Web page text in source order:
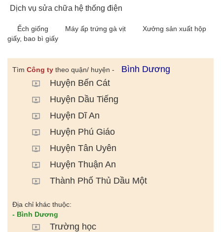
Dịch vụ sửa chữa hệ thống điện
Ếch giống Máy ấp trứng gà vịt
Xưởng sản xuất hộp
giấy, bao bì giấy
Tìm Công ty theo quận/ huyện -
Bình Dương
Huyện Bến Cát
Huyện Dầu Tiếng
Huyện Dĩ An
Huyện Phú Giáo
Huyện Tân Uyên
Huyện Thuận An
Thành Phố Thủ Dầu Một
Địa chỉ khác thuộc:
- Bình Dương
Trường học